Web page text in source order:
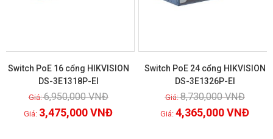
Xem chi tiết
Switch PoE 16 cổng HIKVISION
DS-3E1318P-EI
6,950,000VNĐ
3,475,000VNĐ
Xem chi tiết
Switch PoE 24 cổng HIKVISION
DS-3E1326P-EI
8,730,000VNĐ
4,365,000VNĐ